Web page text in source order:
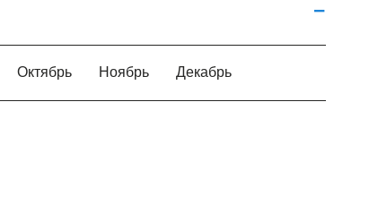
Октябрь Ноябрь Декабрь